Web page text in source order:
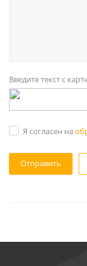
Введите текст с
Я согласен на